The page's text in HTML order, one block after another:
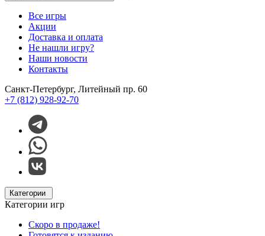
Все игры
Акции
Доставка и оплата
Не нашли игру?
Наши новости
Контакты
Санкт-Петербург, Литейный пр. 60
+7 (812) 928-92-70
Категории
Категории игр
Скоро в продаже!